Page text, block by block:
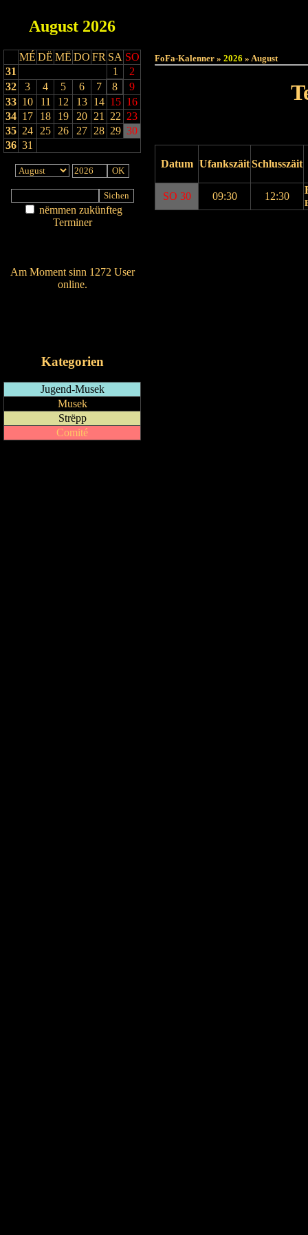
August 2026
MÉ DË MË DO FR SA SO
31
1
2
32
3 4 5 6 7 8
9
33 10 11 12 13 14 15 16
34 17 18 19 20 21 22 23
35 24 25 26 27 28 29 30
36 31
nëmmen zukünfteg
Terminer
Am Moment sinn 1272 User
online.
Kategorien
Jugend-Musek
Musek
Strëpp
Comité
FoFa-Kalenner » 2026 » August
Datum UfankszäitSchlusszäit
SO 30 09:30 12:30